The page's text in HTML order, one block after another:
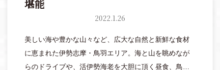
堪能
2022.1.26
美しい海や豊かな山々など、広大な自然と新鮮な食材
に恵まれた伊勢志摩・鳥羽エリア。海と山を眺めなが
らのドライブや、活伊勢海老を大胆に頂く昼食、鳥羽